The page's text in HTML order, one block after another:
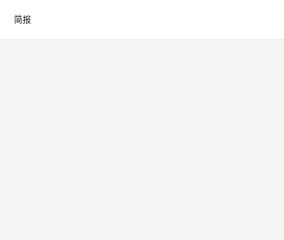
简报